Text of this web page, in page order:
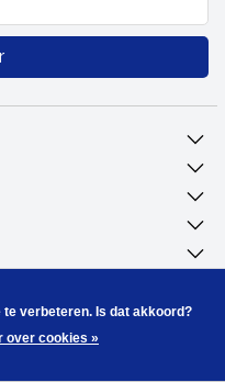
verbeteren. Is dat akkoord?
over cookies »